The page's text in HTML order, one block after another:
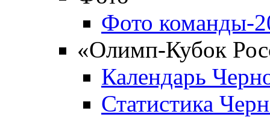
Фото команды-
«Олимп-Кубок
Календарь
Статистика